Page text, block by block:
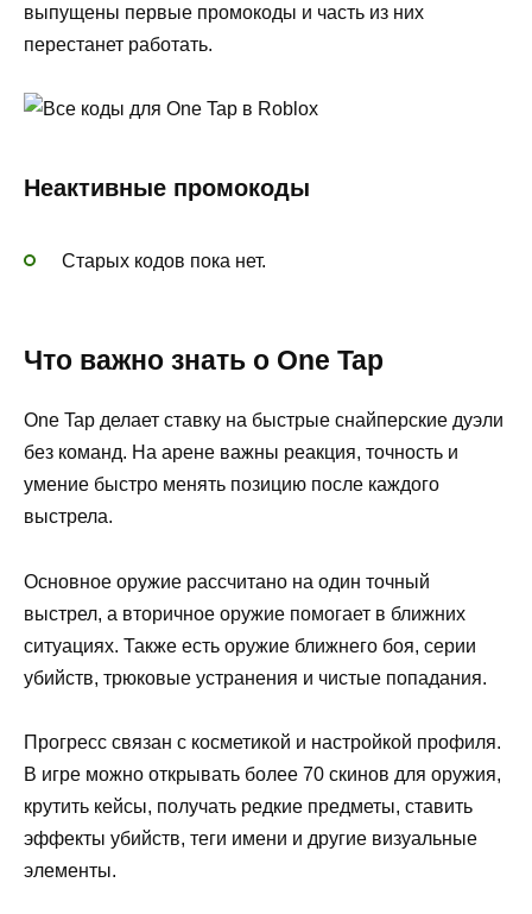
выпущены первые промокоды и часть из них
перестанет работать.
Неактивные промокоды
Старых кодов пока нет.
Что важно знать о One Tap
One Tap делает ставку на быстрые снайперские дуэли
без команд. На арене важны реакция, точность и
умение быстро менять позицию после каждого
выстрела.
Основное оружие рассчитано на один точный
выстрел, а вторичное оружие помогает в ближних
ситуациях. Также есть оружие ближнего боя, серии
убийств, трюковые устранения и чистые попадания.
Прогресс связан с косметикой и настройкой профиля.
В игре можно открывать более 70 скинов для оружия,
крутить кейсы, получать редкие предметы, ставить
эффекты убийств, теги имени и другие визуальные
элементы.